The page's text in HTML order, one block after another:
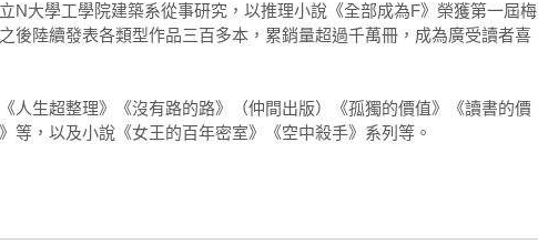
象的動詞是「忘掉」。讓自己站在不同的立場去想像——將發生過的事
想像，那些沒有發生的事如果發生了，世界會變成什麼模樣，藉此把思
帶個人經驗的方式做出客觀的判斷。
時機，很容易執著於現狀，認為自己還能再努力一下。但之所以會猶
由，我們的思考其實也察覺到了這一點。此外，會找別人商量，就表示
N大學工學院建築系從事研究，以推理小說《全部成為F》榮獲第一屆梅
後陸續發表各類型作品三百多本，累銷量超過千萬冊，成為廣受讀者喜
人生超整理》《沒有路的路》（仲間出版）《孤獨的價值》《讀書的價
等，以及小說《女王的百年密室》《空中殺手》系列等。